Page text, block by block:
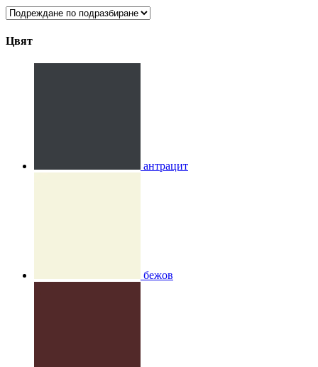
Цвят
антрацит
бежов